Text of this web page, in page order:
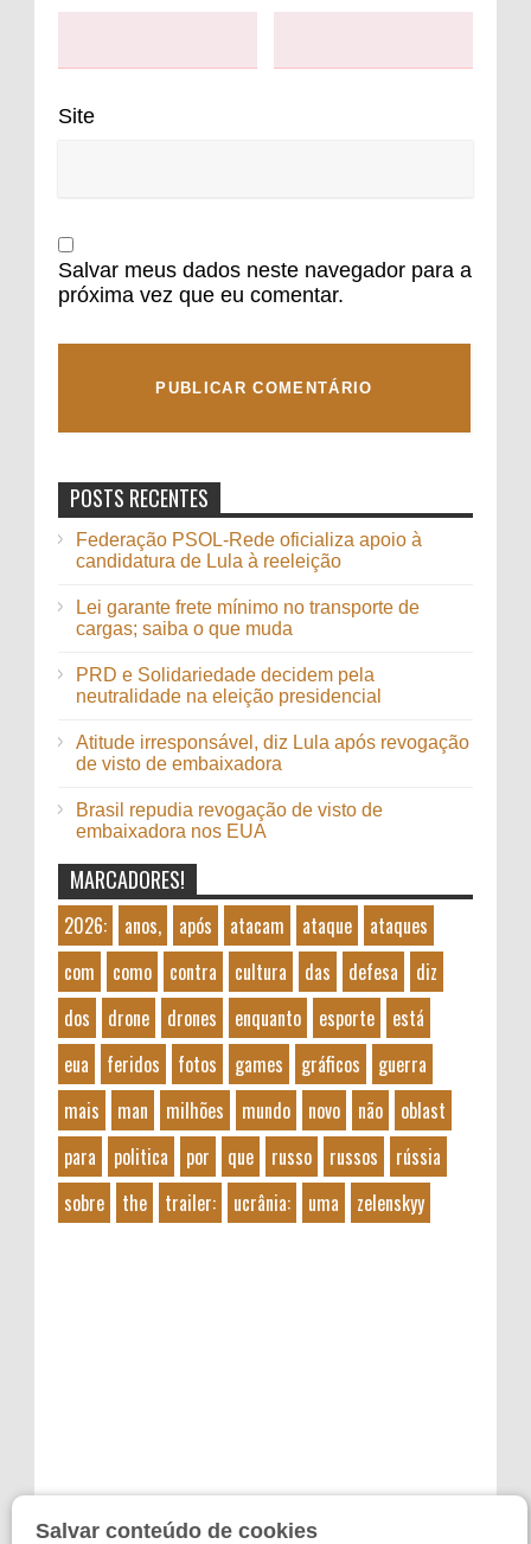
Site
Salvar meus dados neste navegador para a
próxima vez que eu comentar.
POSTS RECENTES
Federação PSOL-Rede oficializa apoio à
candidatura de Lula à reeleição
Lei garante frete mínimo no transporte de
cargas; saiba o que muda
PRD e Solidariedade decidem pela
neutralidade na eleição presidencial
Atitude irresponsável, diz Lula após revogação
de visto de embaixadora
Brasil repudia revogação de visto de
embaixadora nos EUA
MARCADORES!
2026: anos, após atacam ataque
ataques
com
como contra cultura das defesa
diz
dos
drone drones enquanto esporte
está
eua
feridos fotos games gráficos
guerra
mais
man milhões mundo novo não
oblast
para
politica por que russo russos
rússia
sobre
the trailer: ucrânia: uma zelenskyy
Salvar conteúdo de cookies